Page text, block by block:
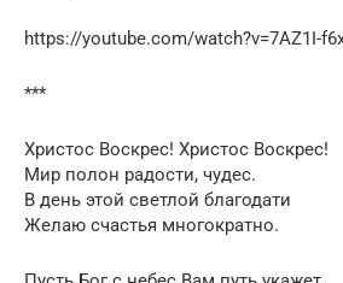
https://youtube.com/watch?v=7AZ1I-
***
Христос Воскрес! Христос Воскрес!
Мир полон радости, чудес.
В день этой светлой благодати
Желаю счастья многократно.